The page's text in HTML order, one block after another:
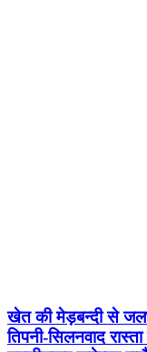
खेत की मेड़बन्दी से
तिपनी-सिलनवाद